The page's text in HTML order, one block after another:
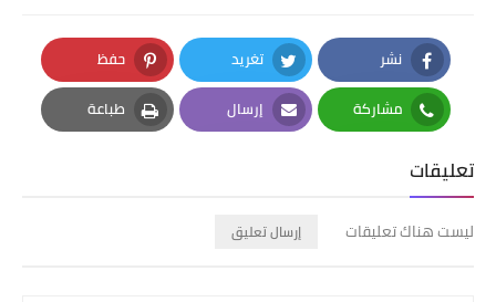
نشر
Facebook
تغريد
Twitter
حفظ
Pinterest
مشاركة
Whatsapp
إرسال
Email
طباعة
Print
تعليقات
ليست هناك تعليقات إرسال تعليق